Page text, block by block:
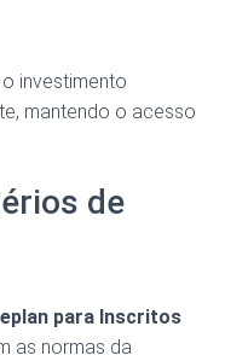
investimento
mantendo o acesso
de
para Inscritos
as normas da